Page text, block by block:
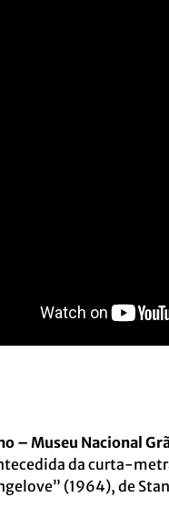
– Museu Nacional
da curta-
(1964), de